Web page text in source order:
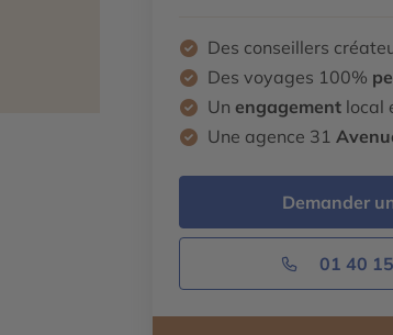
Des conseillers
Des voyages 100%
Un engagement local
Une agence 31
Demander
01 40